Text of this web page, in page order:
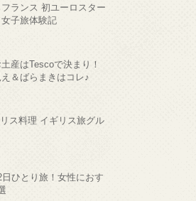
ランス 初ユーロスター
子旅体験記
産はTescoで決まり！
＆ばらまきはコレ♪
ス料理 イギリス旅グル
ひとり旅！女性におす